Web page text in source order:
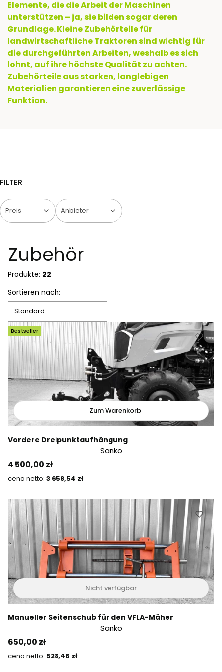
Elemente, die die Arbeit der Maschinen
unterstützen – ja, sie bilden sogar deren
Grundlage. Kleine Zubehörteile für
landwirtschaftliche Traktoren sind wichtig für
die durchgeführten Arbeiten, weshalb es sich
lohnt, auf ihre höchste Qualität zu achten.
Zubehörteile aus starken, langlebigen
Materialien garantieren eine zuverlässige
Funktion.
FILTER
Preis Anbieter
Zubehör
Produkte: 22
Produktliste
Sortieren nach:
Standard
Bestseller
Zum Warenkorb
Vordere Dreipunktaufhängung
Sanko
Preis
4 500,00 zł
Preis
3 658,54 zł
Nicht verfügbar
Manueller Seitenschub für den VFLA-Mäher
Sanko
Preis
650,00 zł
Preis
528,46 zł